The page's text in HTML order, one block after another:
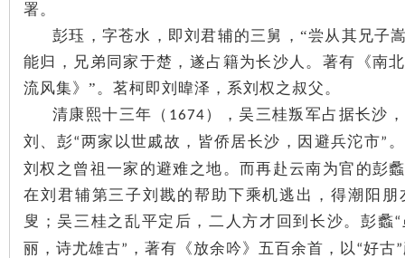
署。
彭珏，字苍水，即刘君辅的三舅，“尝从其兄子
能归，兄弟同家于楚，遂占籍为长沙人。著有《南
流风集》”。茗柯即刘暐泽，系刘权之叔父。
清康熙十三年（ 1674），吴三桂叛军占据长沙
刘、彭“两家以世戚故，皆侨居长沙，因避兵沱市”
刘权之曾祖一家的避难之地。而再赴云南为官的彭
在刘君辅第三子刘戡的帮助下乘机逃出，得潮阳
叟；吴三桂之乱平定后，二人方才回到长沙。彭蠡“
丽，诗尤雄古” ，著有《放余吟》五百余首，以“好古”